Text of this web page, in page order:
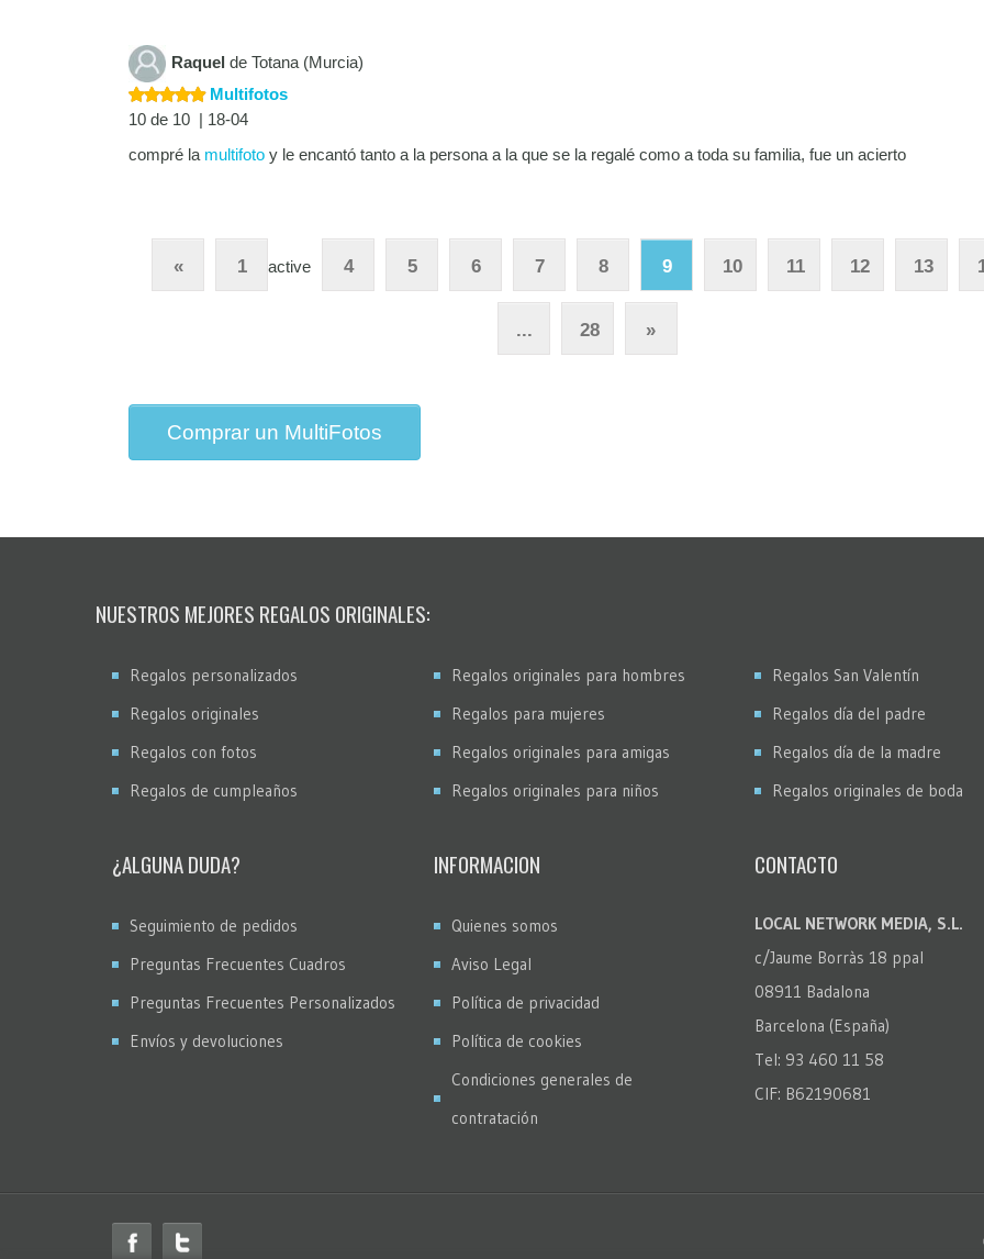
Raquel de Totana (Murcia)
Multifotos
10 de 10 | 18-04
compré la multifoto y le encantó tanto a la persona a la que se la regalé como a toda su familia, fue un acierto
« 1 active 4 5 6 7 8 9 10 11 12 13
... 28 »
Comprar un MultiFotos
NUESTROS MEJORES REGALOS ORIGINALES:
Regalos personalizados
Regalos originales
Regalos con fotos
Regalos de cumpleaños
Regalos originales para hombres
Regalos para mujeres
Regalos originales para amigas
Regalos originales para niños
Regalos San Valentín
Regalos día del padre
Regalos día de la madre
Regalos originales de boda
¿ALGUNA DUDA?
Seguimiento de pedidos
Preguntas Frecuentes Cuadros
Preguntas Frecuentes Personalizados
Envíos y devoluciones
INFORMACION
Quienes somos
Aviso Legal
Política de privacidad
Política de cookies
Condiciones generales de
contratación
CONTACTO
LOCAL NETWORK MEDIA, S.L.
c/Jaume Borràs 18 ppal
08911 Badalona
Barcelona (España)
Tel: 93 460 11 58
CIF: B62190681